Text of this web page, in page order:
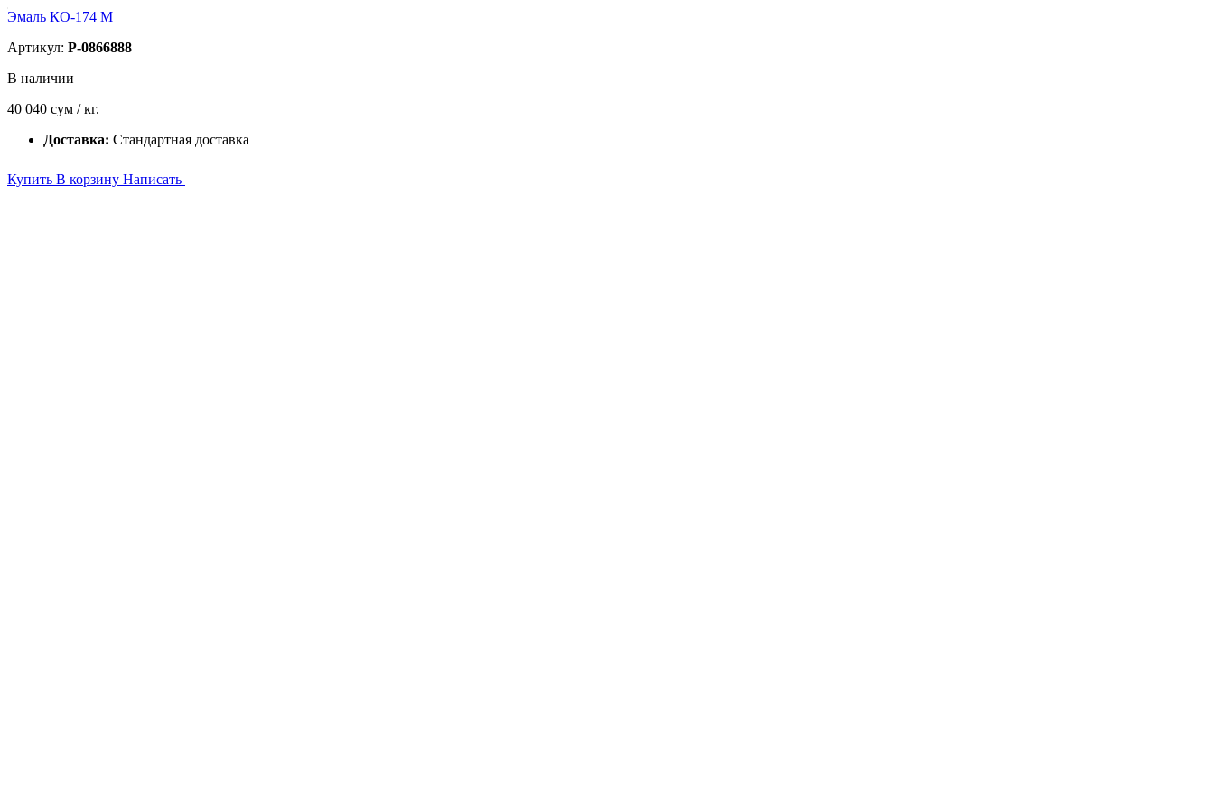
Эмаль КО-174 М
Артикул: P-0866888
В наличии
40 040 сум / кг.
Доставка: Стандартная доставка
Купить В корзину Написать